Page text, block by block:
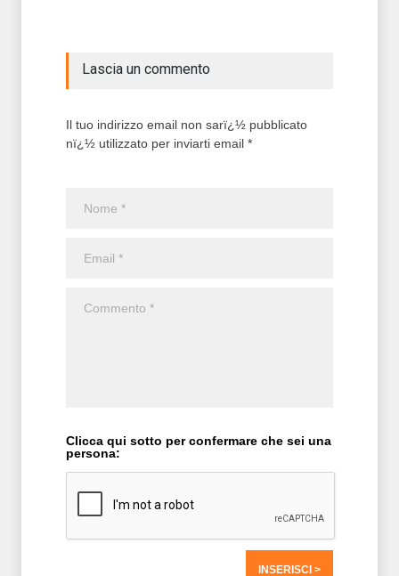
Lascia un commento
Il tuo indirizzo email non sarï¿½ pubblicato
nï¿½ utilizzato per inviarti email *
Clicca qui sotto per confermare che sei una
persona: